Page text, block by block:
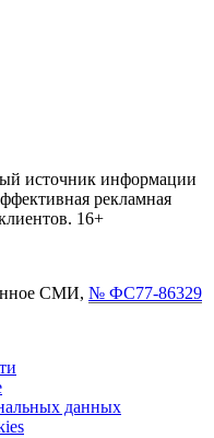
источник информации
рекламная
16+
СМИ, № ФС77-86329
данных